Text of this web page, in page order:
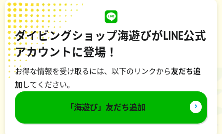
ダイビングショップ海遊びがLINE公式
アカウントに登場！
お得な情報を受け取るには、以下のリンクから友だち追
加 してください。
「海遊び」友だち追加